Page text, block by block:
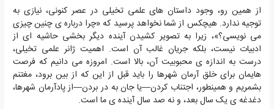
از همین رو، وجود داستان های علمی تخیلی در عصر کنونی، نیازی به
توجیه ندارد. هیچکس از شما نخواهد پرسید که «چرا درباره ی چنین چیزی
می نویسی؟»، زیرا به تصویر کشیدن آینده دیگر بخشی حاشیه ای از
ادبیات نیست، بلکه جریان غالب آن است. اهمیت ژانر علمی تخیلی،
درست به اندازه ی محبوبیت آن، بالا است. امروزه می دانیم که فرصت
هایمان برای خلق آرمان شهرها را باید قبل از این که از بین برود، مغتنم
بشمریم و همینطور، اجتناب کردن—یا جان به در بردن—از پادآرمان شهرها،
دغدغه ی یک سال بعد، و نه صد سال آینده ی ما است.